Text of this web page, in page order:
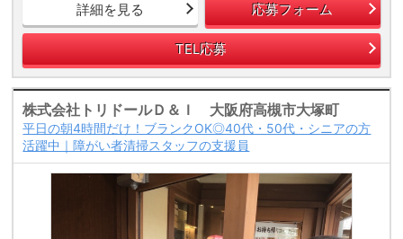
詳細を見る 応募フォーム
TEL応募
株式会社トリドールＤ＆Ｉ 大阪府高槻市大塚町
平日の朝4時間だけ！ブランクOK◎40代・50代・シニアの方
活躍中｜障がい者清掃スタッフの支援員